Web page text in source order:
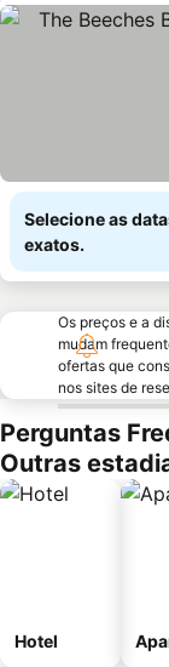
Selecione as
exatos.
Os preços e a
mudam
ofertas que
nos sites de
Perguntas
Outras
Hotel